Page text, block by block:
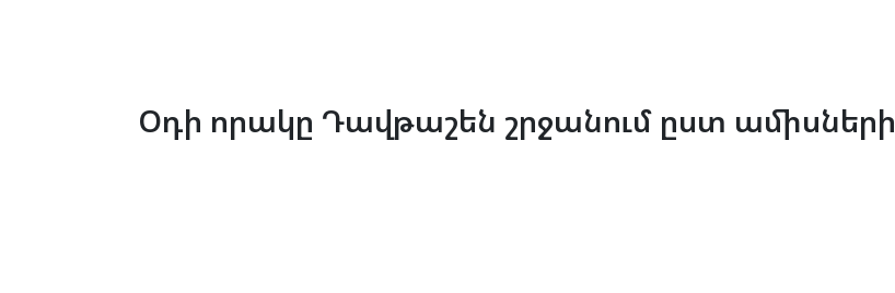
Օդի որակը Դավթաշեն շրջանում ըստ ամիսների